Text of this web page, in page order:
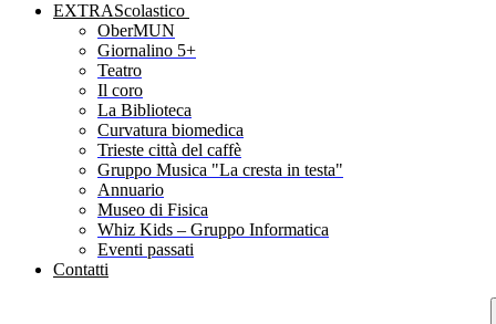
EXTRAScolastico
OberMUN
Giornalino 5+
Teatro
Il coro
La Biblioteca
Curvatura biomedica
Trieste città del caffè
Gruppo Musica "La cresta in testa"
Annuario
Museo di Fisica
Whiz Kids – Gruppo Informatica
Eventi passati
Contatti